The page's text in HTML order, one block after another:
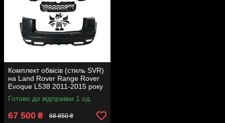
Комплект обвісів (стиль SVR)
на Land Rover Range Rover
Evoque L538 2011-2015 року
Готово до відправки 1 од.
67 500 ₴ 68 850 ₴